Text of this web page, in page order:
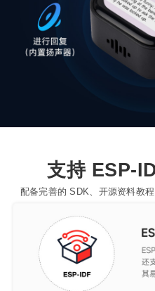
支持 ESP-
配备完善的 SDK、开源资料教